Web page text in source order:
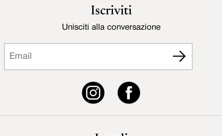
Iscriviti
Unisciti alla conversazione